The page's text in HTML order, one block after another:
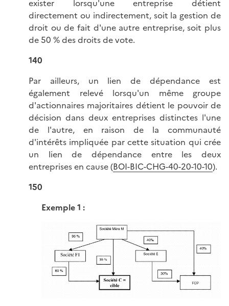
exister lorsqu'une entreprise détient
directement ou indirectement, soit la gestion de
droit ou de fait d'une autre entreprise, soit plus
de 50 % des droits de vote.
140
Par ailleurs, un lien de dépendance est
également relevé lorsqu'un même groupe
d'actionnaires majoritaires détient le pouvoir de
décision dans deux entreprises distinctes l'une
de l'autre, en raison de la communauté
d'intérêts impliquée par cette situation qui crée
un lien de dépendance entre les deux
entreprises en cause (BOI-BIC-CHG-40-20-10-10).
150
Exemple 1 :